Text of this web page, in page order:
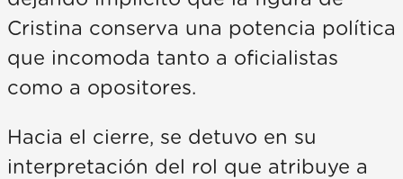
Cristina conserva una potencia política
que incomoda tanto a oficialistas
como a opositores.
Hacia el cierre, se detuvo en su
interpretación del rol que atribuye a